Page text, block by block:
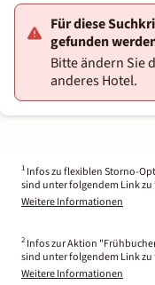
Für diese
gefunden
Bitte ändern Sie
anderes Hotel.
1 Infos zu flexiblen Storno-
sind unter folgendem Link
Weitere Informationen
2 Infos zur Aktion
sind unter folgendem Link
Weitere Informationen